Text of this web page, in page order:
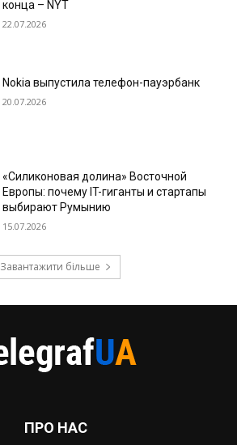
конца – NYT
22.07.2026
Nokia выпустила телефон-пауэрбанк
20.07.2026
«Силиконовая долина» Восточной
Европы: почему IT-гиганты и стартапы
выбирают Румынию
15.07.2026
Завантажити більше
ПРО НАС